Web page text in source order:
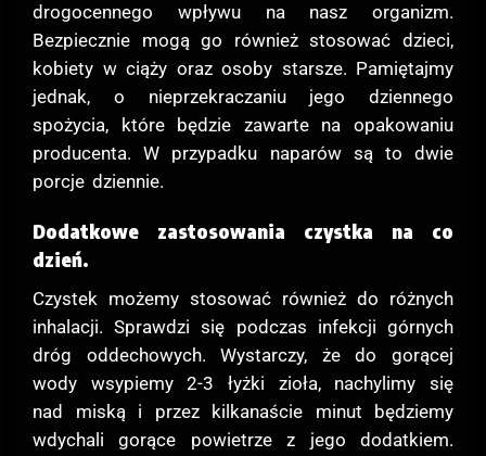
drogocennego wpływu na nasz organizm.
Bezpiecznie mogą go również stosować dzieci,
kobiety w ciąży oraz osoby starsze. Pamiętajmy
jednak, o nieprzekraczaniu jego dziennego
spożycia, które będzie zawarte na opakowaniu
producenta. W przypadku naparów są to dwie
porcje dziennie.
Dodatkowe zastosowania czystka na co
dzień.
Czystek możemy stosować również do różnych
inhalacji. Sprawdzi się podczas infekcji górnych
dróg oddechowych. Wystarczy, że do gorącej
wody wsypiemy 2-3 łyżki zioła, nachylimy się
nad miską i przez kilkanaście minut będziemy
wdychali gorące powietrze z jego dodatkiem.